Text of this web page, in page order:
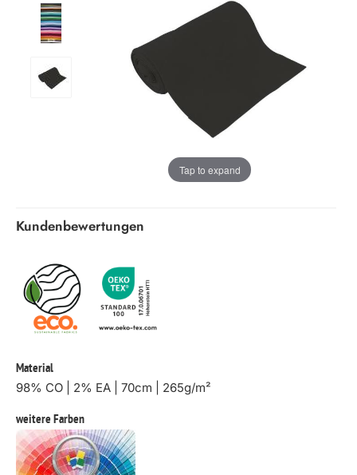
Tap to expand
Kundenbewertungen
Material
98% CO | 2% EA | 70cm | 265g/m²
weitere Farben